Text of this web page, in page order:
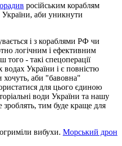
російським кораблям
України, аби уникнути
і з кораблями РФ чи
логічним і ефективним
того - такі спецоперації
водах України і є повністю
аби "бавовна"
для цього єдиною
води України та нашу
тим буде краще для
вибухи. Морський дрон